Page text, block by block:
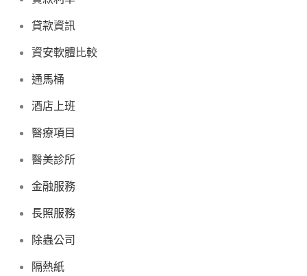
貸款資訊
資安軟體比較
通馬桶
酒店上班
醫療項目
醫美診所
金融服務
長照服務
除蟲公司
隔熱紙